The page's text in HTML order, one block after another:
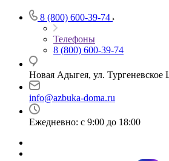
8 (800) 600-39-74
Телефоны
8 (800) 600-39-74
Новая Адыгея, ул.
info@azbuka-doma.ru
Ежедневно: с 9:00 до 18:00